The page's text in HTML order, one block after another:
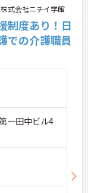
株式会社ニチイ学館
制度あり！日
での介護職員
一田中ビル4